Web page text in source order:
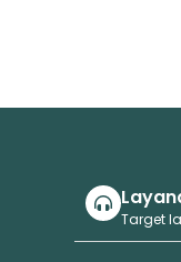
Target